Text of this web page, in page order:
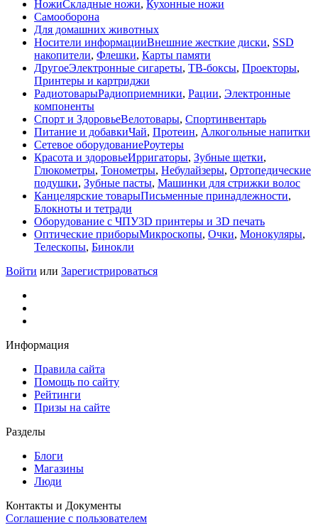
НожиСкладные ножи, Кухонные ножи
Самооборона
Для домашних животных
Носители информацииВнешние жесткие диски, SSD
накопители, Флешки, Карты памяти
ДругоеЭлектронные сигареты, ТВ-боксы, Проекторы,
Принтеры и картриджи
РадиотоварыРадиоприемники, Рации, Электронные
компоненты
Спорт и ЗдоровьеВелотовары, Спортинвентарь
Питание и добавкиЧай, Протеин, Алкогольные напитки
Сетевое оборудованиеРоутеры
Красота и здоровьеИрригаторы, Зубные щетки,
Глюкометры, Тонометры, Небулайзеры, Ортопедические
подушки, Зубные пасты, Машинки для стрижки волос
Канцелярские товарыПисьменные принадлежности,
Блокноты и тетради
Оборудование с ЧПУ3D принтеры и 3D печать
Оптические приборыМикроскопы, Очки, Монокуляры,
Телескопы, Бинокли
Войти или Зарегистрироваться
Информация
Правила сайта
Помощь по сайту
Рейтинги
Призы на сайте
Разделы
Блоги
Магазины
Люди
Контакты и Документы
Соглашение с пользователем